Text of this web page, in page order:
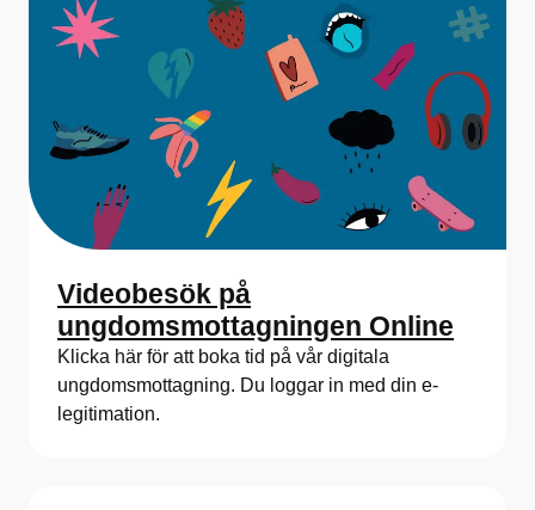
Videobesök på
ungdomsmottagningen Online
Klicka här för att boka tid på vår digitala
ungdomsmottagning. Du loggar in med din e-
legitimation.